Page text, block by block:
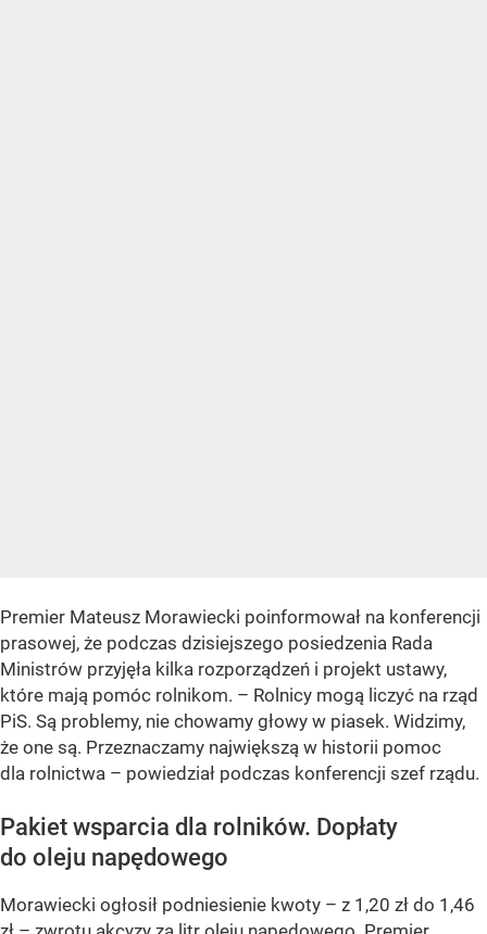
Premier Mateusz Morawiecki poinformował na konferencji
prasowej, że podczas dzisiejszego posiedzenia Rada
Ministrów przyjęła kilka rozporządzeń i projekt ustawy,
które mają pomóc rolnikom. – Rolnicy mogą liczyć na rząd
PiS. Są problemy, nie chowamy głowy w piasek. Widzimy,
że one są. Przeznaczamy największą w historii pomoc
dla rolnictwa – powiedział podczas konferencji szef rządu.
Pakiet wsparcia dla rolników. Dopłaty
do oleju napędowego
Morawiecki ogłosił podniesienie kwoty – z 1,20 zł do 1,46